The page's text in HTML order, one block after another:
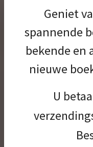
Met deze
inkijk in de
Michiels.
journalist,
Geniet
spannende
bekende en
nieuwe
U